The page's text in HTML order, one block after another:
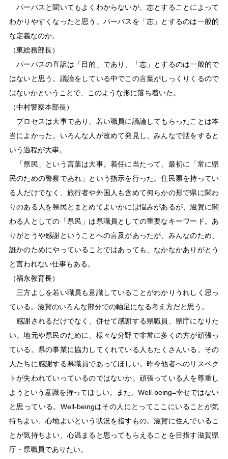
パーパスと聞いてもよくわからないが、志とすることによって
わかりやすくなったと思う。パーパスを「志」とするのは一般的
な定義なのか。
（東総務部長）
パーパスの直訳は「目的」であり、「志」とするのは一般的で
はないと思う。議論をしている中でこの言葉がしっくりくるので
はないかということで、このような形に落ち着いた。
（中村警察本部長）
プロセスは大事であり、若い職員に議論してもらったことは本
当によかった。いろんな人が改めて発見し、みんなで話をすると
いう過程が大事。
「県民」という言葉は大事。着任に当たって、最初に「常に県
民のための警察であれ」という指示を行った。住民票を持ってい
る人だけでなく、旅行者や外国人も含めて何らかの形で県に関わ
りのある人を県民とまとめてよいかには悩みがあるが、滋賀に関
わる人としての「県民」は県職員としての重要なキーワード。あ
りがとうや感謝ということへの言及があったが、みんなのため、
誰かのためにやっていることではあっても、なかなかありがとう
と言われない仕事もある。
（福永教育長）
三方よしを若い職員も意識していることがわかりうれしく思っ
ている。滋賀のいろんな部分での軸足になる考え方だと思う。
感謝されるだけでなく、併せて感謝する県職員、県庁になりた
い。地元や県民のために、様々な分野で非常に多くの方が頑張っ
ている。県の事業に協力してくれている人もたくさんいる。その
人たちに感謝する県職員であってほしい。昨今他者へのリスペク
トが失われていっているのではないか。頑張っている人を尊重し
ようという意識を持ってほしい。また、Well-being=幸せではない
と思っている。Well-beingはその人にとってここにいることが気
持ちよい、心地よいという状況を指すもの。滋賀に住んでいるこ
とが気持ちよい、心温まると思ってもらえることを目指す滋賀県
庁・県職員でありたい。